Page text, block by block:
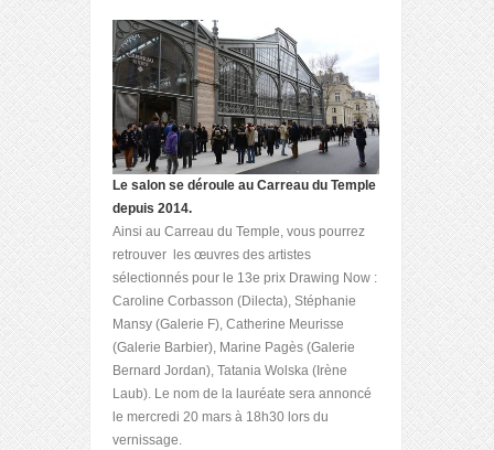
Le salon se déroule au Carreau du Temple
depuis 2014.
Ainsi au Carreau du Temple, vous pourrez
retrouver les œuvres des artistes
sélectionnés pour le 13e prix Drawing Now :
Caroline Corbasson (Dilecta), Stéphanie
Mansy (Galerie F), Catherine Meurisse
(Galerie Barbier), Marine Pagès (Galerie
Bernard Jordan), Tatania Wolska (Irène
Laub). Le nom de la lauréate sera annoncé
le mercredi 20 mars à 18h30 lors du
vernissage.